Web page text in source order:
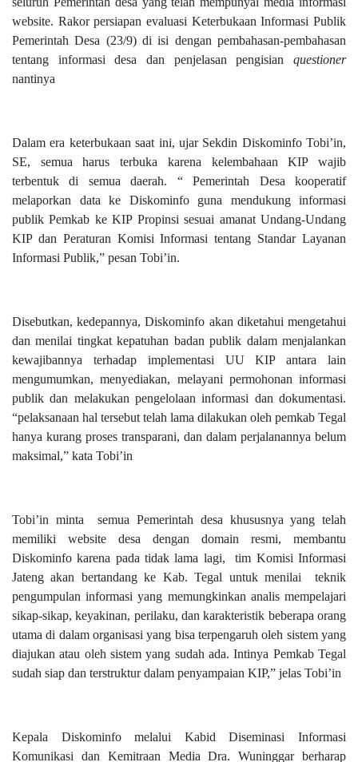
website. Rakor persiapan evaluasi Keterbukaan Informasi Publik
Pemerintah Desa (23/9) di isi dengan pembahasan-pembahasan
tentang informasi desa dan penjelasan pengisian questioner
nantinya
Dalam era keterbukaan saat ini, ujar Sekdin Diskominfo Tobi’in,
SE, semua harus terbuka karena kelembahaan KIP wajib
terbentuk di semua daerah. “ Pemerintah Desa kooperatif
melaporkan data ke Diskominfo guna mendukung informasi
publik Pemkab ke KIP Propinsi sesuai amanat Undang-Undang
KIP dan Peraturan Komisi Informasi tentang Standar Layanan
Informasi Publik,” pesan Tobi’in.
Disebutkan, kedepannya, Diskominfo akan diketahui mengetahui
dan menilai tingkat kepatuhan badan publik dalam menjalankan
kewajibannya terhadap implementasi UU KIP antara lain
mengumumkan, menyediakan, melayani permohonan informasi
publik dan melakukan pengelolaan informasi dan dokumentasi.
“pelaksanaan hal tersebut telah lama dilakukan oleh pemkab Tegal
hanya kurang proses transparani, dan dalam perjalanannya belum
maksimal,” kata Tobi’in
Tobi’in minta
semua Pemerintah desa khususnya yang telah
memiliki website desa dengan domain resmi, membantu
Diskominfo karena pada tidak lama lagi,
tim Komisi Informasi
Jateng akan bertandang ke Kab. Tegal untuk menilai
teknik
pengumpulan informasi yang memungkinkan analis mempelajari
sikap-sikap, keyakinan, perilaku, dan karakteristik beberapa orang
utama di dalam organisasi yang bisa terpengaruh oleh sistem yang
diajukan atau oleh sistem yang sudah ada. Intinya Pemkab Tegal
sudah siap dan terstruktur dalam penyampaian KIP,” jelas Tobi’in
Kepala Diskominfo melalui Kabid Diseminasi Informasi
Komunikasi dan Kemitraan Media Dra. Wuninggar berharap